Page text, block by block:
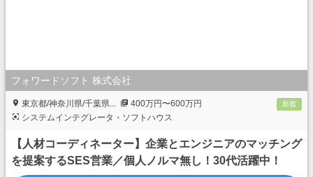
フォワードソフト 株式会社
新着
東京都/神奈川県/千葉県...
400万円〜600万円
システムインテグレータ・ソフトハウス
【人材コーディネーター】企業とエンジニアのマッチング
を提案するSES営業／個人ノルマ無し！30代活躍中！